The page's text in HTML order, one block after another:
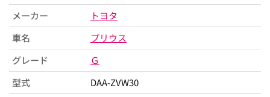
メーカー
トヨタ
車名
プリウス
グレード
Ｇ
型式
DAA-ZVW30